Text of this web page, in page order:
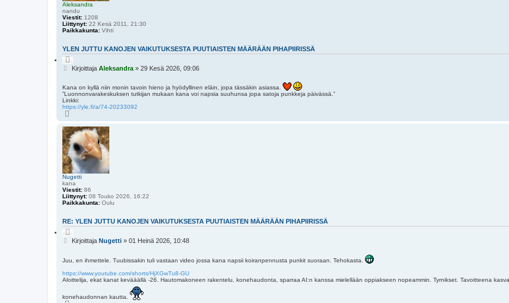
Aleksandra
nandu
Viestit: 1208
Liittynyt: 22 Kesä 2011, 21:30
Paikkakunta: Vihti
YLEN JUTTU KANOJEN VAIKUTUKSESTA PUUTIAISTEN MÄÄRÄÄN PIHAPIIRISSÄ
L
a
i
a
V
s
t
i
Kirjoittaja Aleksandra» 29 Kesä 2026, 09:06
Kana on kyllä niin monin tavoin hieno ja hyödyllinen eläin, jopa tässäkin asiassa.
”Luonnonvarakeskuksen tutkijan mukaan kana voi napsia suuhunsa jopa satoja punkkeja päivässä.”
Linkki:
https://yle.fi/a/74-20233092
ö
s
Nugetti
kana
Viestit: 86
Liittynyt: 08 Touko 2026, 16:22
Paikkakunta: Oulu
RE: YLEN JUTTU KANOJEN VAIKUTUKSESTA PUUTIAISTEN MÄÄRÄÄN PIHAPIIRISSÄ
a
i
a
V
s
t
i
Kirjoittaja Nugetti» 01 Heinä 2026, 10:48
Juu, en ihmettele. Tuubissakin tuli vastaan video jossa kana napsii koiranpennusta punkit suoraan. Tehokasta.
https://www.youtube.com/shorts/HjXGwTu8-GU
Aloittelija, ekat kanat kevääällä -26. Hautomakoneen rakentelu, konehaudonta, sparraa AI:n kanssa mielellään oppiakseen nopeammin. Tyrnikset. Tavoitteena
konehaudonnan kautta.